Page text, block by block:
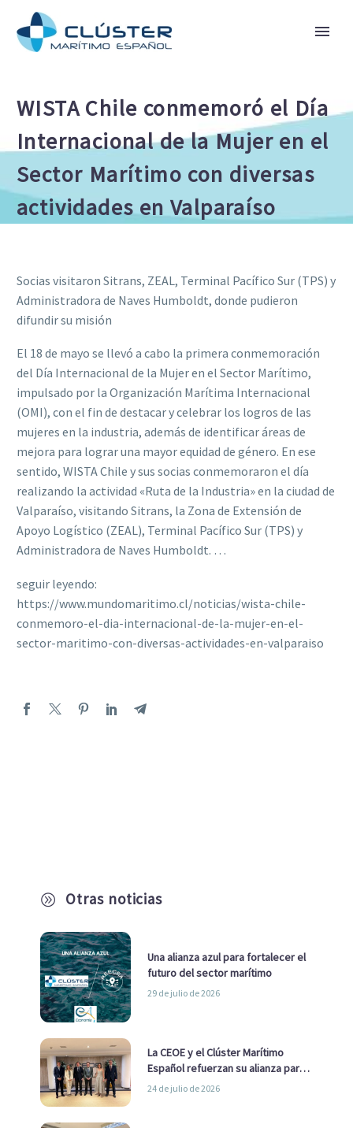
WISTA Chile conmemoró el Día
Internacional de la Mujer en el
Sector Marítimo con diversas
actividades en Valparaíso
A Otras noticias
Una alianza azul para fortalecer el
futuro del sector marítimo
29 de julio de 2026
La CEOE y el Clúster Marítimo
Español refuerzan su alianza para
impulsar una estrategia Nacional
24 de julio de 2026
Socias visitaron Sitrans, ZEAL, Terminal Pacífico Sur (TPS) y
Administradora de Naves Humboldt, donde pudieron
difundir su misión
El 18 de mayo se llevó a cabo la primera conmemoración
del Día Internacional de la Mujer en el Sector Marítimo,
impulsado por la Organización Marítima Internacional
(OMI), con el fin de destacar y celebrar los logros de las
mujeres en la industria, además de identificar áreas de
mejora para lograr una mayor equidad de género. En ese
sentido, WISTA Chile y sus socias conmemoraron el día
realizando la actividad «Ruta de la Industria» en la ciudad de
Valparaíso, visitando Sitrans, la Zona de Extensión de
Apoyo Logístico (ZEAL), Terminal Pacífico Sur (TPS) y
Administradora de Naves Humboldt. …
seguir leyendo:
https://www.mundomaritimo.cl/noticias/wista-chile-
conmemoro-el-dia-internacional-de-la-mujer-en-el-
sector-maritimo-con-diversas-actividades-en-valparaiso